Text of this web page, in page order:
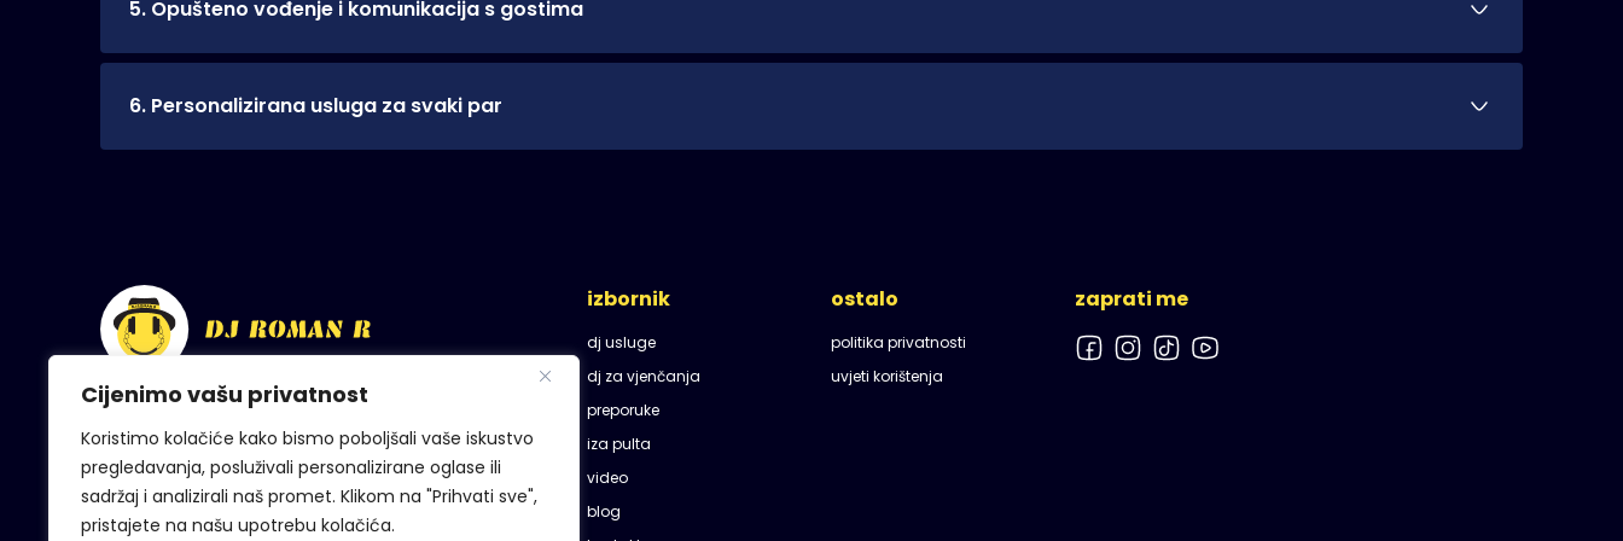
Cijenimo vašu privatnost
Koristimo kolačiće kako bismo poboljšali vaše iskustvo
pregledavanja, posluživali personalizirane oglase ili
sadržaj i analizirali naš promet. Klikom na "Prihvati sve",
pristajete na našu upotrebu kolačića.
osiguravajući da sve prođe savršeno i bez stresa. Kao iskusni DJ za vjenčanje, moj cilj je stvoriti nezaboravnu atmosferu i pružiti vrhunsku zabavu
za vas i vaše goste. Prepustite organizaciju glazbenog dijela profesionalcu i uživajte u danu kojeg ćete se uvijek rado sjećati!
5. Opušteno vođenje i komunikacija s gostima
ukusima i stvaram atmosferu ispunjenu dobrom energijom, osiguravajući da svaki trenutak bude nezaboravan. Prepustite vođenje glazbe i
atmosfere profesionalcu i uživajte u vjenčanju prepunom pozitivne energije i savršene organizacije!
6. Personalizirana usluga za svaki par
tu se onda još bolje upoznamo (a i vi).
izbornik
dj usluge
dj za vjenčanja
preporuke
iza pulta
video
blog
ostalo
politika privatnosti
uvjeti korištenja
zaprati me